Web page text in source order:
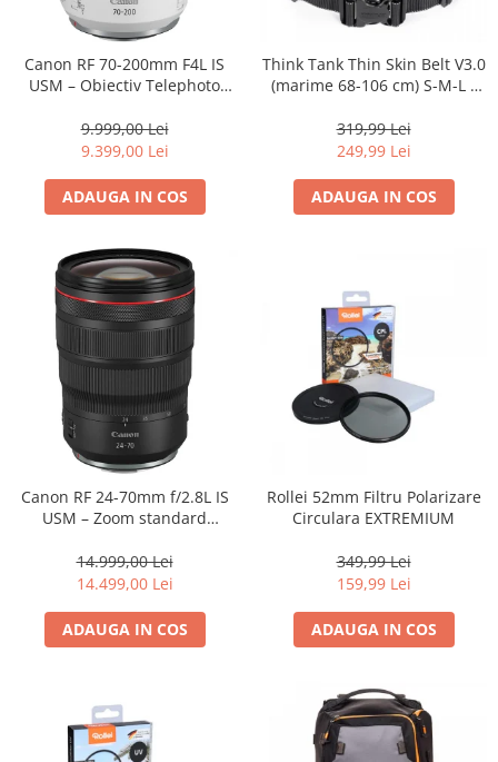
Huse de ploaie
Microfoane / Reportofoane
Nivela patina
Transmitator de fisiere fara fir
Vizor
Accesorii diverse
Genti, Rucsacuri, Troller foto
Genti foto
Genti Holster TopLoader
Genti, Troller Video
Rucsacuri Foto
Only One Shoulder - SlingShot
Tocuri si huse protectie aparate
Hamuri si Centuri foto
Curele Aparat - Umar
Genti Laptop si iPad
Hand Strap / Grip
Troller
Video / Camere si accesorii
Camere video profesionale
Canon RF 70-200mm F4L IS
USM – Obiectiv Telephoto
9.999,00 Lei
9.399,00 Lei
ADAUGA IN COS
Think Tank Thin Skin Belt V3.0
(marime 68-106 cm) S-M-L -
319,99 Lei
249,99 Lei
ADAUGA IN COS
Canon RF 24-70mm f/2.8L IS
USM – Zoom standard
14.999,00 Lei
14.499,00 Lei
ADAUGA IN COS
Rollei 52mm Filtru Polarizare
Circulara EXTREMIUM
349,99 Lei
159,99 Lei
ADAUGA IN COS